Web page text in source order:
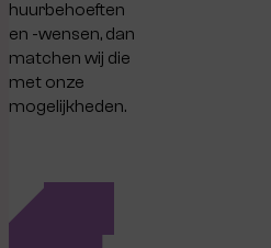
huurbehoeften
en -wensen, dan
matchen wij die
met onze
mogelijkheden.